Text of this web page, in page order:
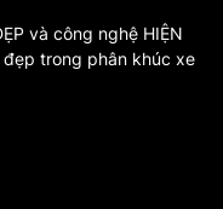
và công nghệ HIỆN
đẹp trong phân khúc xe